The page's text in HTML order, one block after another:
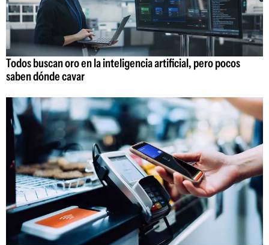
Todos buscan oro en la inteligencia artificial, pero pocos
saben dónde cavar